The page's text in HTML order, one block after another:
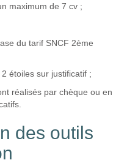
maximum de 7 cv ;
du tarif SNCF 2ème
étoiles sur justificatif ;
réalisés par chèque ou en
des outils